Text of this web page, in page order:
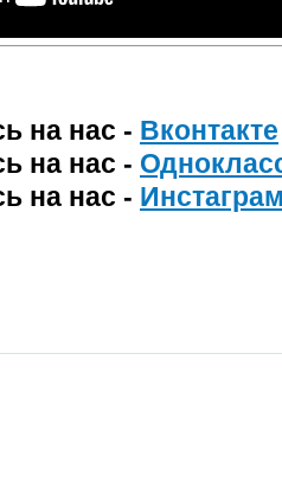
на нас - Вконтакте
на нас -
на нас -